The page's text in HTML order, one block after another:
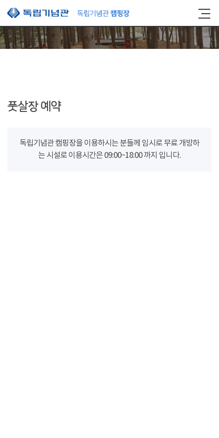
본문 바로가기
풋살장 예약
독립기념관 캠핑장을 이용하시는 분들께 임시로 무료 개방하
는 시설로 이용시간은 09:00~18:00 까지 입니다.